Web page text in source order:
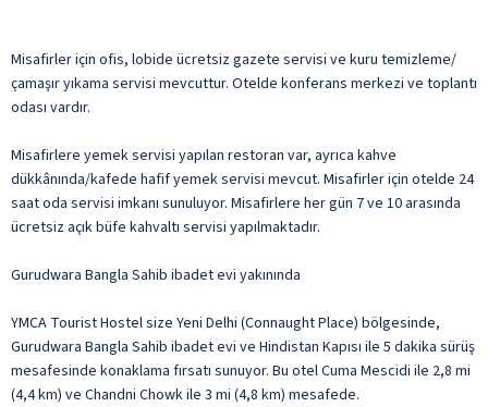
Misafirler için ofis, lobide ücretsiz gazete servisi ve kuru temizleme/
çamaşır yıkama servisi mevcuttur. Otelde konferans merkezi ve toplantı
odası vardır.
Misafirlere yemek servisi yapılan restoran var, ayrıca kahve
dükkânında/kafede hafif yemek servisi mevcut. Misafirler için otelde 24
saat oda servisi imkanı sunuluyor. Misafirlere her gün 7 ve 10 arasında
ücretsiz açık büfe kahvaltı servisi yapılmaktadır.
Gurudwara Bangla Sahib ibadet evi yakınında
YMCA Tourist Hostel size Yeni Delhi (Connaught Place) bölgesinde,
Gurudwara Bangla Sahib ibadet evi ve Hindistan Kapısı ile 5 dakika sürüş
mesafesinde konaklama fırsatı sunuyor. Bu otel Cuma Mescidi ile 2,8 mi
(4,4 km) ve Chandni Chowk ile 3 mi (4,8 km) mesafede.